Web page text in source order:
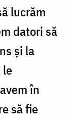
lucrăm
datori să
și la
le
în
să fie